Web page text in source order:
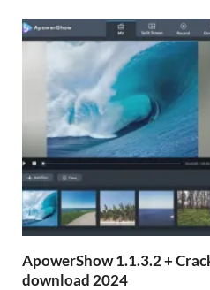
ApowerShow 1.1.3.2 +
download 2024